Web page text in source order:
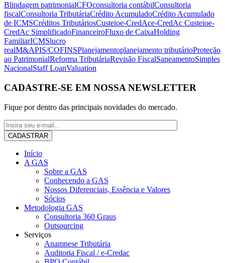
Blindagem patrimonialCFOconsultoria contábilConsultoria
fiscalConsultoria TributáriaCrédito AcumuladoCrédito Acumulado
de ICMSCréditos TributáriosCusteioe-CredAce-CredAc Custeioe-
CredAc SimplificadoFinanceiroFluxo de CaixaHolding
FamiliarICMSlucro
realM&APIS/COFINSPlanejamentoplanejamento tributárioProteção
ao PatrimonialReforma TributáriaRevisão FiscalSaneamentoSimples
NacionalStaff LoanValuation
CADASTRE-SE EM NOSSA NEWSLETTER
Fique por dentro das principais novidades do mercado.
Início
A GAS
Sobre a GAS
Conhecendo a GAS
Nossos Diferenciais, Essência e Valores
Sócios
Metodologia GAS
Consultoria 360 Graus
Outsourcing
Serviços
Anamnese Tributária
Auditoria Fiscal / e-Credac